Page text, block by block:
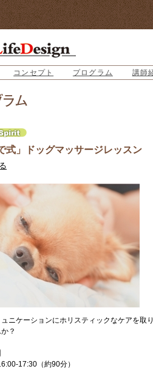
コンセプト プログラム 講師
式」ドッグマッサージレッスン
ニケーションにホリスティックなケアを取
？
17:30（約90分）